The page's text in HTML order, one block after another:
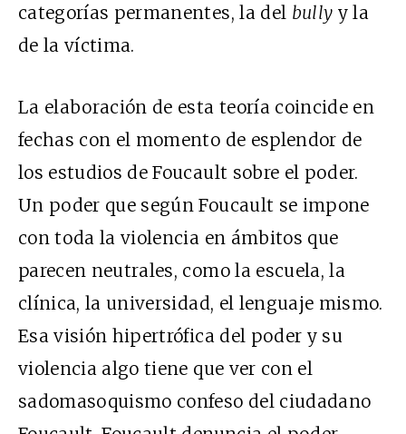
categorías permanentes, la del bully y la
de la víctima.
La elaboración de esta teoría coincide en
fechas con el momento de esplendor de
los estudios de Foucault sobre el poder.
Un poder que según Foucault se impone
con toda la violencia en ámbitos que
parecen neutrales, como la escuela, la
clínica, la universidad, el lenguaje mismo.
Esa visión hipertrófica del poder y su
violencia algo tiene que ver con el
sadomasoquismo confeso del ciudadano